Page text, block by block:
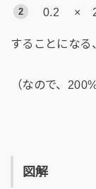
0.2 ×
することになる
（なので、
図解